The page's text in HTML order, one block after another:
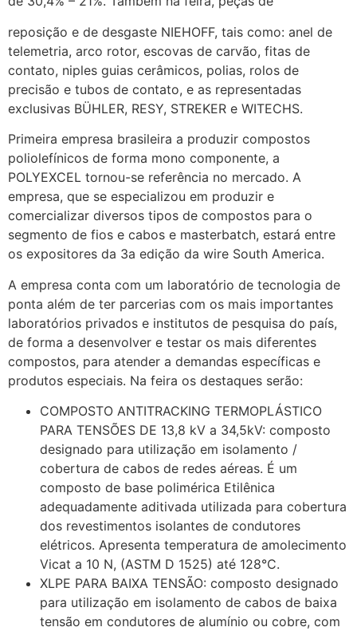
reposição e de desgaste NIEHOFF, tais como: anel de
telemetria, arco rotor, escovas de carvão, fitas de
contato, niples guias cerâmicos, polias, rolos de
precisão e tubos de contato, e as representadas
exclusivas BÜHLER, RESY, STREKER e WITECHS.
Primeira empresa brasileira a produzir compostos
poliolefínicos de forma mono componente, a
POLYEXCEL tornou-se referência no mercado. A
empresa, que se especializou em produzir e
comercializar diversos tipos de compostos para o
segmento de fios e cabos e masterbatch, estará entre
os expositores da 3a edição da wire South America.
A empresa conta com um laboratório de tecnologia de
ponta além de ter parcerias com os mais importantes
laboratórios privados e institutos de pesquisa do país,
de forma a desenvolver e testar os mais diferentes
compostos, para atender a demandas específicas e
produtos especiais. Na feira os destaques serão:
COMPOSTO ANTITRACKING TERMOPLÁSTICO
PARA TENSÕES DE 13,8 kV a 34,5kV: composto
designado para utilização em isolamento /
cobertura de cabos de redes aéreas. É um
composto de base polimérica Etilênica
adequadamente aditivada utilizada para cobertura
dos revestimentos isolantes de condutores
elétricos. Apresenta temperatura de amolecimento
Vicat a 10 N, (ASTM D 1525) até 128°C.
XLPE PARA BAIXA TENSÃO: composto designado
para utilização em isolamento de cabos de baixa
tensão em condutores de alumínio ou cobre, com